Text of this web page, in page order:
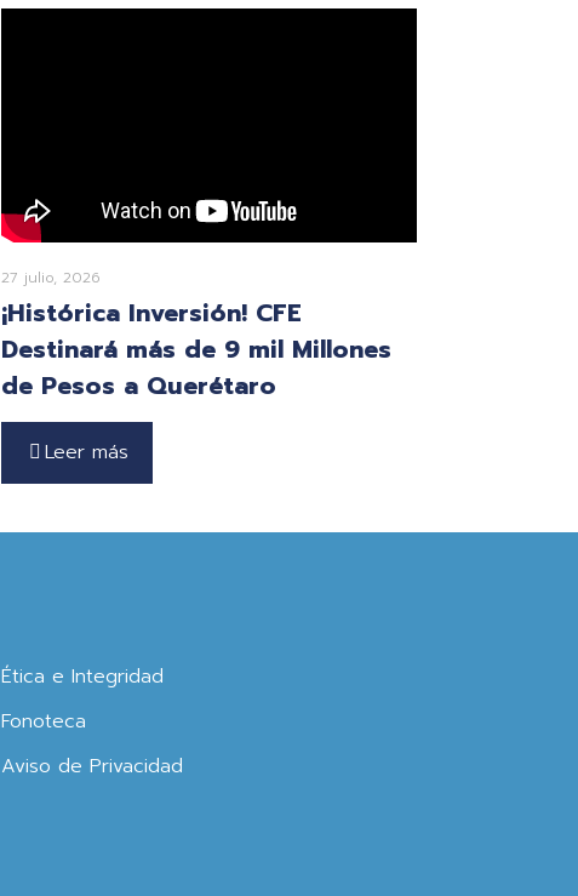
27 julio, 2026
¡Histórica Inversión! CFE
Destinará más de 9 mil Millones
de Pesos a Querétaro
Leer más
Ética e Integridad
Fonoteca
Aviso de Privacidad